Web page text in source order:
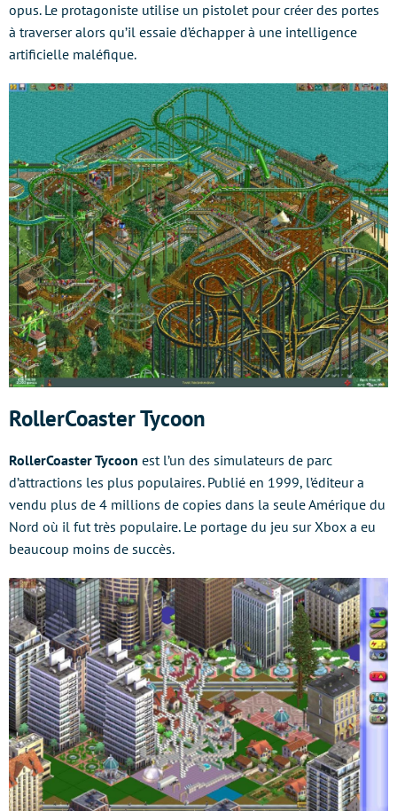
opus. Le protagoniste utilise un pistolet pour créer des portes
à traverser alors qu’il essaie d’échapper à une intelligence
artificielle maléfique.
RollerCoaster Tycoon
RollerCoaster Tycoon est l’un des simulateurs de parc
d’attractions les plus populaires. Publié en 1999, l’éditeur a
vendu plus de 4 millions de copies dans la seule Amérique du
Nord où il fut très populaire. Le portage du jeu sur Xbox a eu
beaucoup moins de succès.